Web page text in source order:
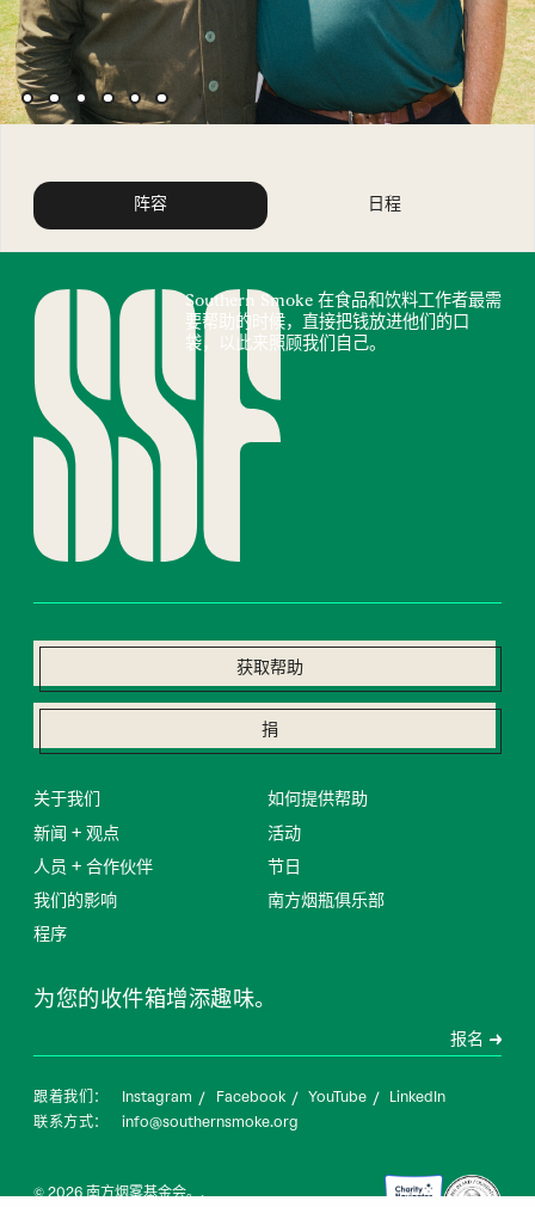
阵容 日程
Southern Smoke 在食品和饮料工作者最需
要帮助的时候，直接把钱放进他们的口
袋，以此来照顾我们自己。
获取帮助
捐
关于我们
新闻 + 观点
人员 + 合作伙伴
我们的影响
程序
如何提供帮助
活动
节日
南方烟瓶俱乐部
为您的收件箱增添趣味。
报名
跟着我们： Instagram Facebook YouTube LinkedIn
联系方式： info@southernsmoke.org
© 2026 南方烟雾基金会。.